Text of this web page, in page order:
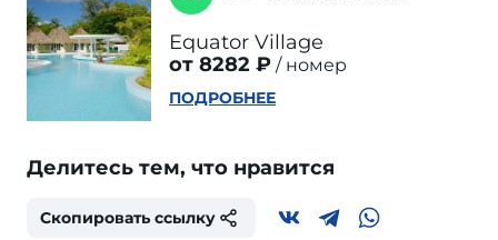
Equator Village
от 8282 ₽
номер
ПОДРОБНЕЕ
Делитесь тем, что нравится
Скопировать ссылку